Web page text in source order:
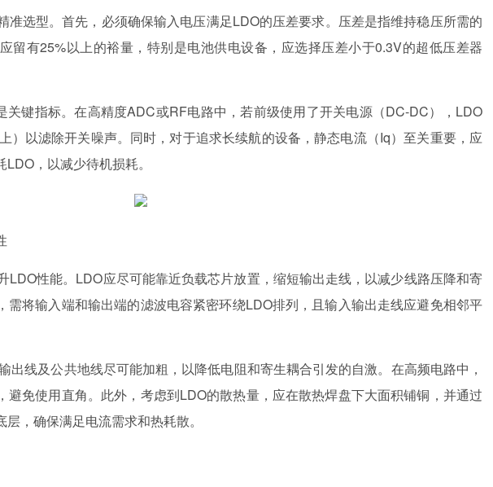
准选型。首先，必须确保输入电压满足LDO的压差要求。压差是指维持稳压所需的
留有25%以上的裕量，特别是电池供电设备，应选择压差小于0.3V的超低压差器
关键指标。在高精度ADC或RF电路中，若前级使用了开关电源（DC-DC），LDO
）以滤除开关噪声。同时，对于追求长续航的设备，静态电流（Iq）至关重要，应
，以减少待机损耗。
LDO性能。LDO应尽可能靠近负载芯片放置，缩短输出走线，以减少线路压降和寄
需将输入端和输出端的滤波电容紧密环绕LDO排列，且输入输出走线应避免相邻平
出线及公共地线尽可能加粗，以降低电阻和寄生耦合引发的自激。在高频电路中，
避免使用直角。此外，考虑到LDO的散热量，应在散热焊盘下大面积铺铜，并通过
，确保满足电流需求和热耗散。